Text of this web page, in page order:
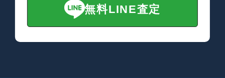
無料LINE査定